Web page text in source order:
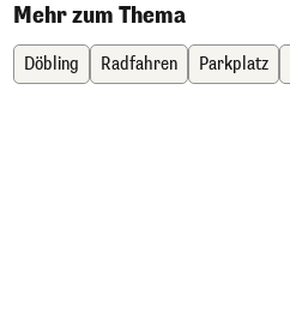
Mehr zum Thema
Döbling Radfahren Parkplatz